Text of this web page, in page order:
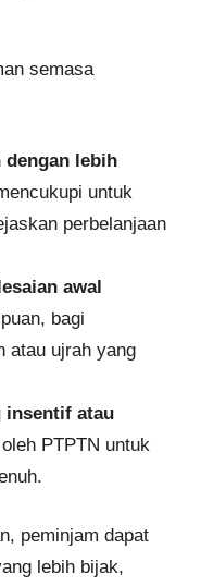
semasa
dengan lebih
untuk
perbelanjaan
awal
bagi
atau ujrah yang
insentif atau
PTPTN untuk
peminjam dapat
lebih bijak,